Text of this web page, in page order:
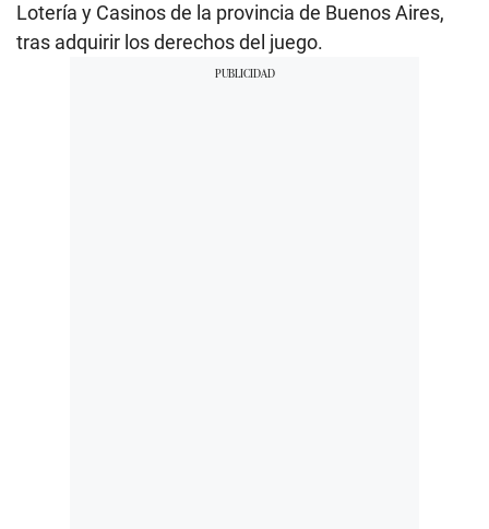
Lotería y Casinos de la provincia de Buenos Aires,
tras adquirir los derechos del juego.